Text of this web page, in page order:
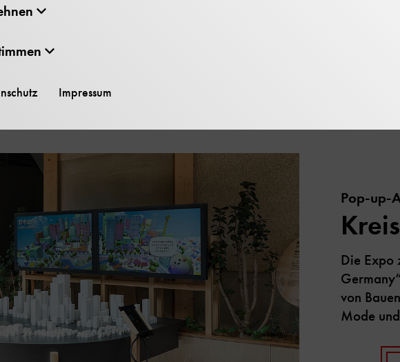
auf die Kleinsten:
wenn sich Ihr Baby "auch mal zu Wort meldet". Wickel- und
Pop-up-
Die Expo
von
Mode
Impressum